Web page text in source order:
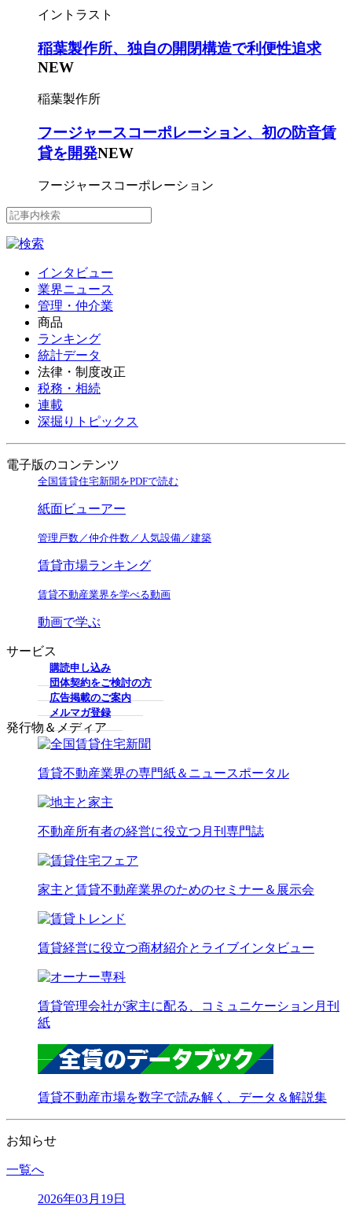
イントラスト
稲葉製作所、独自の開閉構造で利便性追求
NEW
稲葉製作所
フージャースコーポレーション、初の防音賃
貸を開発NEW
フージャースコーポレーション
インタビュー
業界ニュース
管理・仲介業
商品
ランキング
統計データ
法律・制度改正
税務・相続
連載
深掘りトピックス
電子版のコンテンツ
全国賃貸住宅新聞をPDFで読む
紙面ビューアー
管理戸数／仲介件数／人気設備／建築
賃貸市場ランキング
賃貸不動産業界を学べる動画
動画で学ぶ
サービス
購読申し込み
団体契約をご検討の方
広告掲載のご案内
メルマガ登録
発行物＆メディア
賃貸不動産業界の専門紙＆ニュースポータル
不動産所有者の経営に役立つ月刊専門誌
家主と賃貸不動産業界のためのセミナー＆展示会
賃貸経営に役立つ商材紹介とライブインタビュー
賃貸管理会社が家主に配る、コミュニケーション月刊
紙
賃貸不動産市場を数字で読み解く、データ＆解説集
お知らせ
一覧へ
2026年03月19日